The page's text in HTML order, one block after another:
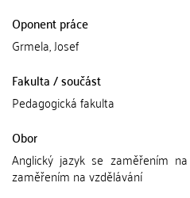
Oponent práce
Grmela, Josef
Fakulta / součást
Pedagogická fakulta
Obor
Anglický jazyk se zaměřením
zaměřením na vzdělávání